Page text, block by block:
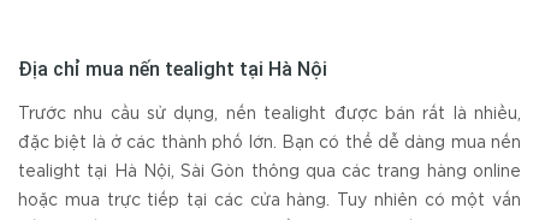
Địa chỉ mua nến tealight tại Hà Nội
Trước nhu cầu sử dụng, nến tealight được bán rất là nhiều,
đặc biệt là ở các thành phố lớn. Bạn có thể dễ dàng mua nến
tealight tại Hà Nội, Sài Gòn thông qua các trang hàng online
hoặc mua trực tiếp tại các cửa hàng. Tuy nhiên có một vấn